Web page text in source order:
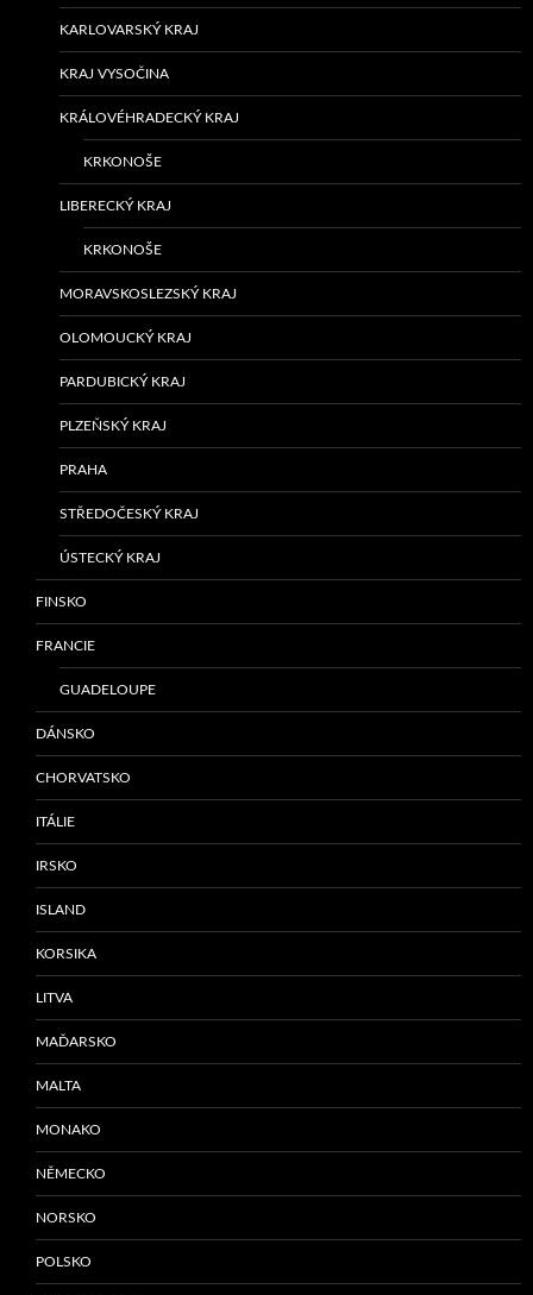
KARLOVARSKÝ KRAJ
KRAJ VYSOČINA
KRÁLOVÉHRADECKÝ KRAJ
KRKONOŠE
LIBERECKÝ KRAJ
KRKONOŠE
MORAVSKOSLEZSKÝ KRAJ
OLOMOUCKÝ KRAJ
PARDUBICKÝ KRAJ
PLZEŇSKÝ KRAJ
PRAHA
STŘEDOČESKÝ KRAJ
ÚSTECKÝ KRAJ
FINSKO
FRANCIE
GUADELOUPE
DÁNSKO
CHORVATSKO
ITÁLIE
IRSKO
ISLAND
KORSIKA
LITVA
MAĎARSKO
MALTA
MONAKO
NĚMECKO
NORSKO
POLSKO